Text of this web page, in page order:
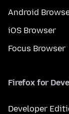
Android
iOS Browser
Focus Browser
Firefox for
Developer